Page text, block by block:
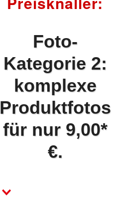
Foto-
Kategorie 2:
komplexe
Produktfotos
für nur 9,00*
€.